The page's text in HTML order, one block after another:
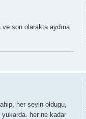
son olarakta aydına
her seyin oldugu,
her ne kadar